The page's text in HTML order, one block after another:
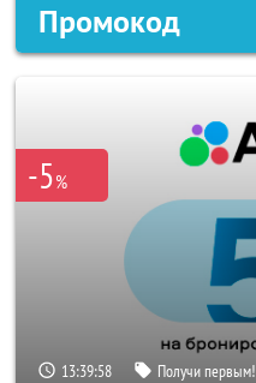
Промокод
-5%
13:39:56 Получи первым!